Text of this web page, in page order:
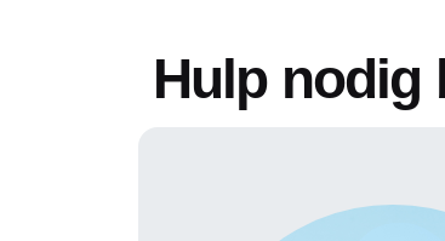
Hulp nodig